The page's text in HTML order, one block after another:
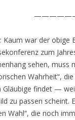
Kaum war der obige
zum
sehen, muss
Wahrheit“,
findet —
zu passen scheint.
Wahl“, die noch